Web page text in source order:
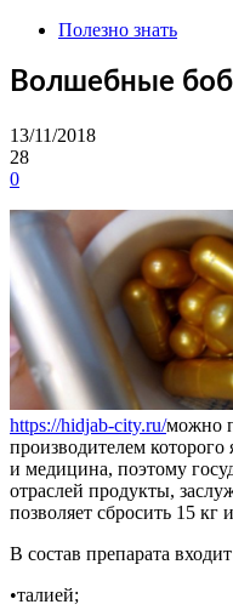
Полезно знать
Волшебные
13/11/2018
28
0
https://hidjab-city.ru/можно
производителем которого
и медицина, поэтому
отраслей продукты,
позволяет сбросить 15 кг
В состав препарата
•талией;